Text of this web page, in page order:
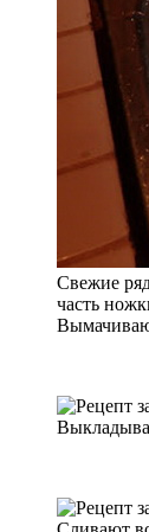
Свежие
часть